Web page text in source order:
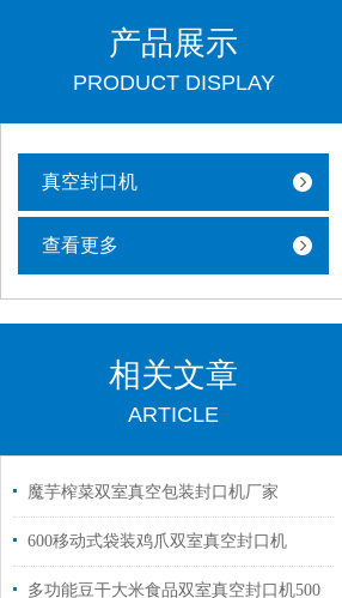
产品展示
PRODUCT DISPLAY
真空封口机
查看更多
相关文章
ARTICLE
魔芋榨菜双室真空包装封口机厂家
600移动式袋装鸡爪双室真空封口机
多功能豆干大米食品双室真空封口机500